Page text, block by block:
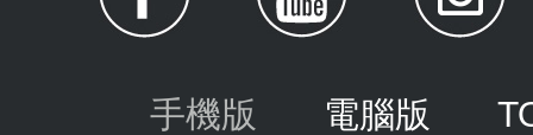
手機版 電腦版